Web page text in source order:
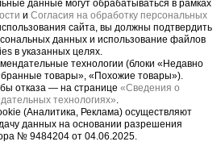
повышенную нагрузку.
данные могут обрабатываться в рамках
и Согласия на обработку персональных
сайта, вы должны подтвердить
данных и использование файлов
в указанных целях.
технологии (блоки «Недавно
товары», «Похожие товары»).
отказа — на странице «Сведения о
технологиях».
(Аналитика, Реклама) осуществляют
данных на основании разрешения
№ 9484204 от 04.06.2025.